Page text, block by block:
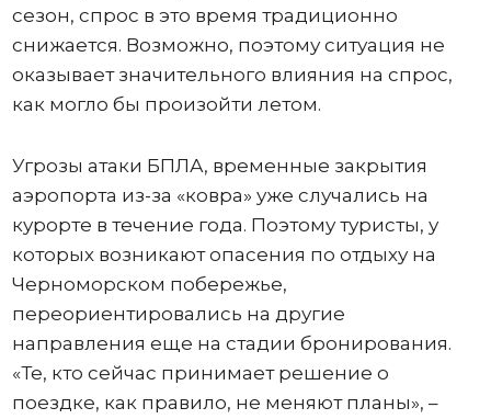
сезон, спрос в это время традиционно
снижается. Возможно, поэтому ситуация не
оказывает значительного влияния на спрос,
как могло бы произойти летом.
Угрозы атаки БПЛА, временные закрытия
аэропорта из-за «ковра» уже случались на
курорте в течение года. Поэтому туристы, у
которых возникают опасения по отдыху на
Черноморском побережье,
переориентировались на другие
направления еще на стадии бронирования.
«Те, кто сейчас принимает решение о
поездке, как правило, не меняют планы», –